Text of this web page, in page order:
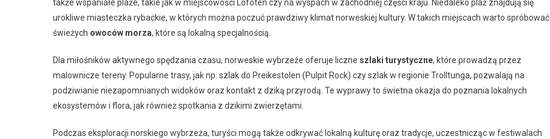
także wspaniałe plaże, takie jak w miejscowości Lofoten czy na wyspach w zachodniej części kraju. Niedaleko plaż znajdują się
urokliwe miasteczka rybackie, w których można poczuć prawdziwy klimat norweskiej kultury. W takich miejscach warto spróbować
świeżych owoców morza, które są lokalną specjalnością.
Dla miłośników aktywnego spędzania czasu, norweskie wybrzeże oferuje liczne szlaki turystyczne, które prowadzą przez
malownicze tereny. Popularne trasy, jak np. szlak do Preikestolen (Pulpit Rock) czy szlak w regionie Trolltunga, pozwalają na
podziwianie niezapomnianych widoków oraz kontakt z dziką przyrodą. Te wyprawy to świetna okazja do poznania lokalnych
ekosystemów i flora, jak również spotkania z dzikimi zwierzętami.
Podczas eksploracji norskiego wybrzeża, turyści mogą także odkrywać lokalną kulturę oraz tradycje, uczestnicząc w festiwalach